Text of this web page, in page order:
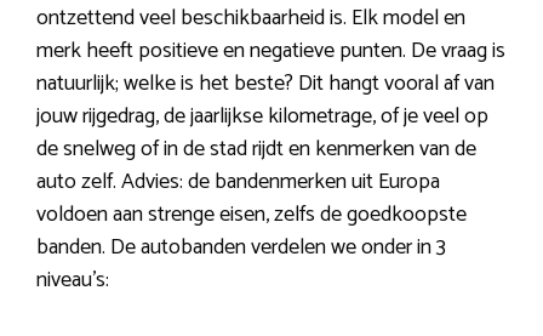
ontzettend veel beschikbaarheid is. Elk model en
merk heeft positieve en negatieve punten. De vraag is
natuurlijk; welke is het beste? Dit hangt vooral af van
jouw rijgedrag, de jaarlijkse kilometrage, of je veel op
de snelweg of in de stad rijdt en kenmerken van de
auto zelf. Advies: de bandenmerken uit Europa
voldoen aan strenge eisen, zelfs de goedkoopste
banden. De autobanden verdelen we onder in 3
niveau’s: